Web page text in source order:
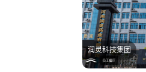
润灵科技集团